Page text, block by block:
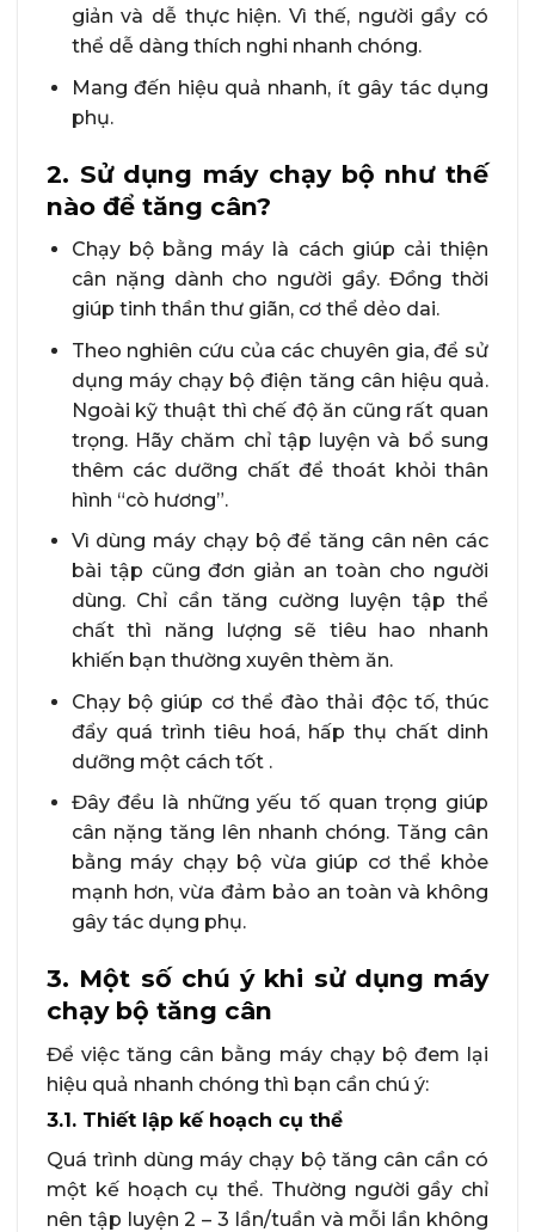
giản và dễ thực hiện. Vì thế, người gầy có
thể dễ dàng thích nghi nhanh chóng.
Mang đến hiệu quả nhanh, ít gây tác dụng
phụ.
2. Sử dụng máy chạy bộ như thế
nào để tăng cân?
Chạy bộ bằng máy là cách giúp cải thiện
cân nặng dành cho người gầy. Đồng thời
giúp tinh thần thư giãn, cơ thể dẻo dai.
Theo nghiên cứu của các chuyên gia, để sử
dụng máy chạy bộ điện tăng cân hiệu quả.
Ngoài kỹ thuật thì chế độ ăn cũng rất quan
trọng. Hãy chăm chỉ tập luyện và bổ sung
thêm các dưỡng chất để thoát khỏi thân
hình “cò hương”.
Vì dùng máy chạy bộ để tăng cân nên các
bài tập cũng đơn giản an toàn cho người
dùng. Chỉ cần tăng cường luyện tập thể
chất thì năng lượng sẽ tiêu hao nhanh
khiến bạn thường xuyên thèm ăn.
Chạy bộ giúp cơ thể đào thải độc tố, thúc
đẩy quá trình tiêu hoá, hấp thụ chất dinh
dưỡng một cách tốt .
Đây đều là những yếu tố quan trọng giúp
cân nặng tăng lên nhanh chóng. Tăng cân
bằng máy chạy bộ vừa giúp cơ thể khỏe
mạnh hơn, vừa đảm bảo an toàn và không
gây tác dụng phụ.
3. Một số chú ý khi sử dụng máy
chạy bộ tăng cân
Để việc tăng cân bằng máy chạy bộ đem lại
hiệu quả nhanh chóng thì bạn cần chú ý:
3.1. Thiết lập kế hoạch cụ thể
Quá trình dùng máy chạy bộ tăng cân cần có
một kế hoạch cụ thể. Thường người gầy chỉ
nên tập luyện 2 – 3 lần/tuần và mỗi lần không